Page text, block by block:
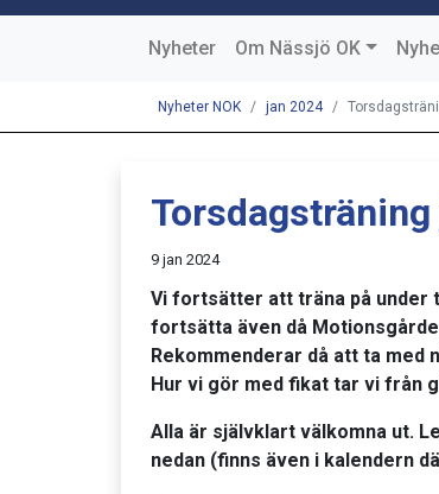
Nyheter Om Nässjö OK
Nyheter NOK jan 2024
9 jan 2024
Vi fortsätter att träna på under
fortsätta även då
Rekommenderar då att ta med
Hur vi gör med fikat tar vi från
Alla är självklart välkomna ut.
nedan (finns även i kalendern